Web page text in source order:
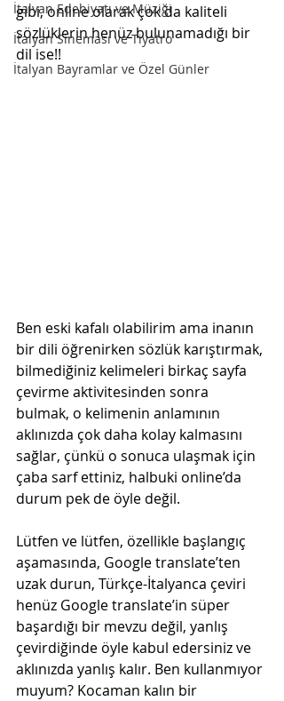
İtalyan Edebiyatı ve Müziği
İtalyan Sineması ve Tiyatro
İtalyan Bayramlar ve Özel Günler
gibi, online olarak çok da kaliteli
sözlüklerin henüz bulunamadığı bir
dil ise!!
Ben eski kafalı olabilirim ama inanın
bir dili öğrenirken sözlük karıştırmak,
bilmediğiniz kelimeleri birkaç sayfa
çevirme aktivitesinden sonra
bulmak, o kelimenin anlamının
aklınızda çok daha kolay kalmasını
sağlar, çünkü o sonuca ulaşmak için
çaba sarf ettiniz, halbuki online’da
durum pek de öyle değil.
Lütfen ve lütfen, özellikle başlangıç
aşamasında, Google translate’ten
uzak durun, Türkçe-İtalyanca çeviri
henüz Google translate’in süper
başardığı bir mevzu değil, yanlış
çevirdiğinde öyle kabul edersiniz ve
aklınızda yanlış kalır. Ben kullanmıyor
muyum? Kocaman kalın bir